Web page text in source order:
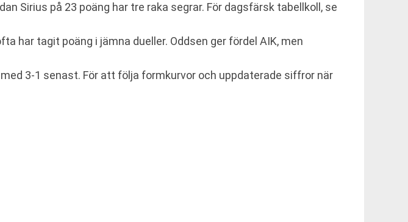
Sirius på 23 poäng har tre raka segrar. För dagsfärsk tabellkoll, se
har tagit poäng i jämna dueller. Oddsen ger fördel AIK, men
3-1 senast. För att följa formkurvor och uppdaterade siffror när